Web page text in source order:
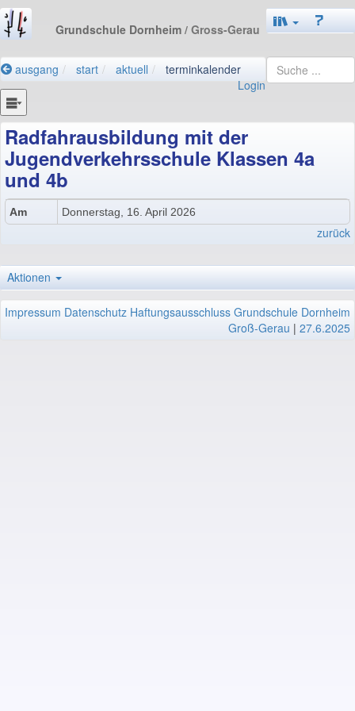
Grundschule Dornheim / Gross-Gerau
ausgang start aktuell
terminkalender
Login
Radfahrausbildung mit der
Jugendverkehrsschule Klassen 4a
und 4b
Am Donnerstag, 16. April 2026
zurück
Aktionen
Impressum Datenschutz Haftungsausschluss Grundschule Dornheim
Groß-Gerau | 27.6.2025